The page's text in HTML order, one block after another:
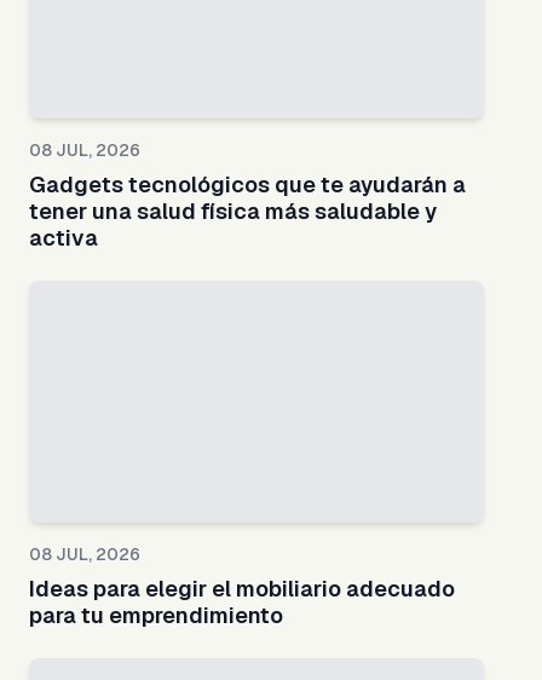
08 JUL, 2026
Gadgets tecnológicos que te ayudarán a
tener una salud física más saludable y
activa
08 JUL, 2026
Ideas para elegir el mobiliario adecuado
para tu emprendimiento